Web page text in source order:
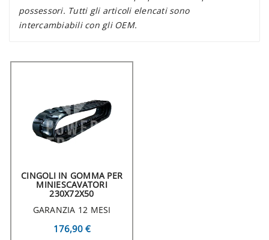
possessori. Tutti gli articoli elencati sono
intercambiabili con gli OEM.
CINGOLI IN GOMMA PER
MINIESCAVATORI
230X72X50
GARANZIA 12 MESI
176,90 €